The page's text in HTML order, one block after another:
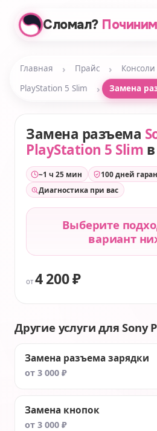
Сломал?
Главная › Прайс › Консоли
PlayStation 5 Slim › Замена
Замена разъема
PlayStation 5 Slim
~1 ч 25 мин
100 дней
Диагностика при вас
Выберите
вариант
от 4 200 ₽
Другие услуги для Sony
Замена разъема зарядки
от 3 000 ₽
Замена кнопок
от 3 000 ₽